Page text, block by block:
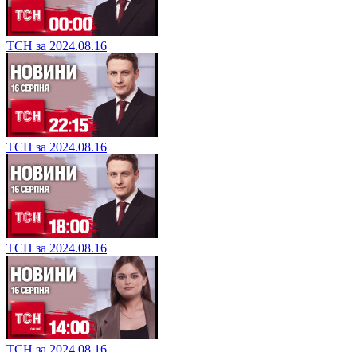
ТСН за 2024.08.16
ТСН за 2024.08.16
ТСН за 2024.08.16
ТСН за 2024.08.16